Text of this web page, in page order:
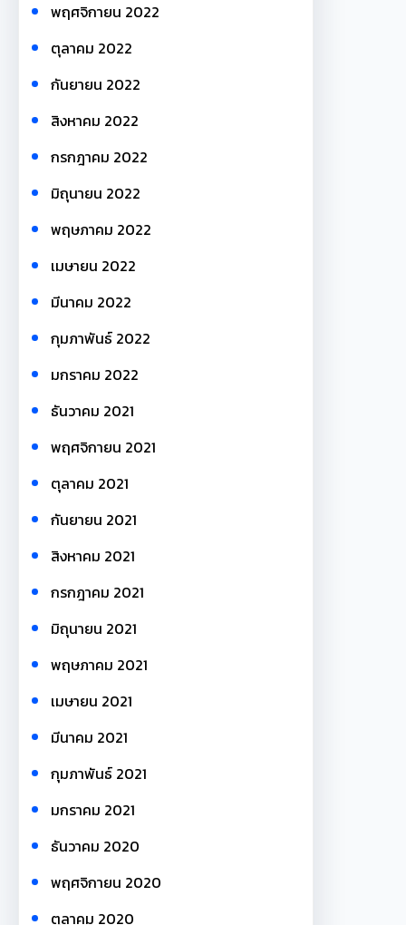
พฤศจิกายน 2022
ตุลาคม 2022
กันยายน 2022
สิงหาคม 2022
กรกฎาคม 2022
มิถุนายน 2022
พฤษภาคม 2022
เมษายน 2022
มีนาคม 2022
กุมภาพันธ์ 2022
มกราคม 2022
ธันวาคม 2021
พฤศจิกายน 2021
ตุลาคม 2021
กันยายน 2021
สิงหาคม 2021
กรกฎาคม 2021
มิถุนายน 2021
พฤษภาคม 2021
เมษายน 2021
มีนาคม 2021
กุมภาพันธ์ 2021
มกราคม 2021
ธันวาคม 2020
พฤศจิกายน 2020
ตุลาคม 2020